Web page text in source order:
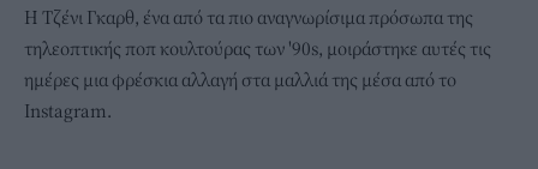
Η Τζένι Γκαρθ, ένα από τα πιο αναγνωρίσιμα πρόσωπα της
τηλεοπτικής ποπ κουλτούρας των '90s, μοιράστηκε αυτές τις
ημέρες μια φρέσκια αλλαγή στα μαλλιά της μέσα από το
Instagram.